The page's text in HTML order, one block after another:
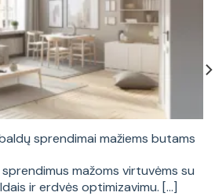
sprendimai mažiems butams
mažoms virtuvėms su
ir erdvės optimizavimu. [...]